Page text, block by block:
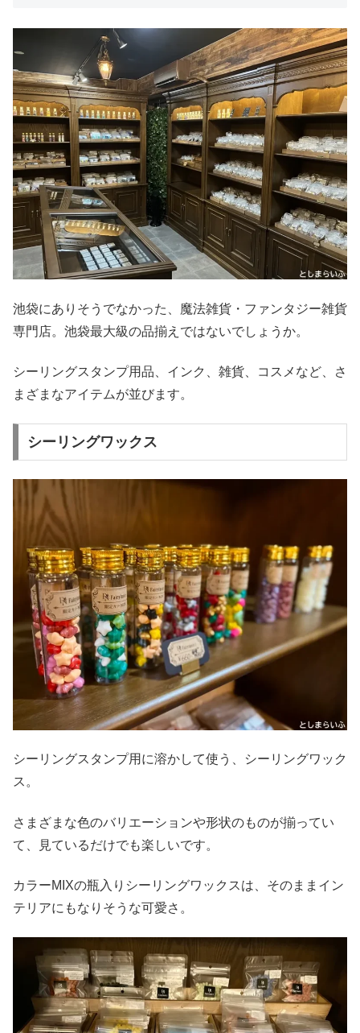
池袋にありそうでなかった、魔法雑貨・ファンタジー雑貨
専門店。池袋最大級の品揃えではないでしょうか。
シーリングスタンプ用品、インク、雑貨、コスメなど、さ
まざまなアイテムが並びます。
シーリングワックス
シーリングスタンプ用に溶かして使う、シーリングワック
ス。
さまざまな色のバリエーションや形状のものが揃ってい
て、見ているだけでも楽しいです。
カラーMIXの瓶入りシーリングワックスは、そのままイン
テリアにもなりそうな可愛さ。